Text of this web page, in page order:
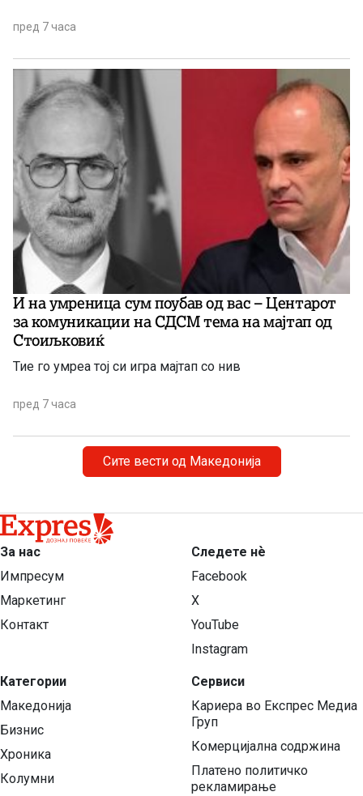
пред 7 часа
И на умреница сум поубав од вас – Центарот
за комуникации на СДСМ тема на мајтап од
Стоиљковиќ
Тие го умреа тој си игра мајтап со нив
пред 7 часа
Сите вести од Македонија
За нас
Импресум
Маркетинг
Контакт
Категории
Македонија
Бизнис
Хроника
Колумни
Следете нѐ
Facebook
X
YouTube
Instagram
Сервиси
Кариера во Експрес Медиа
Груп
Комерцијална содржина
Платено политичко
рекламирање